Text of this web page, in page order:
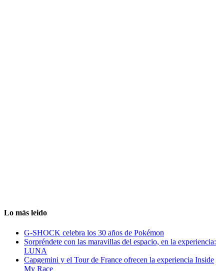
Lo más leido
G-SHOCK celebra los 30 años de Pokémon
Sorpréndete con las maravillas del espacio, en la experiencia:
LUNA
Capgemini y el Tour de France ofrecen la experiencia Inside
My Race